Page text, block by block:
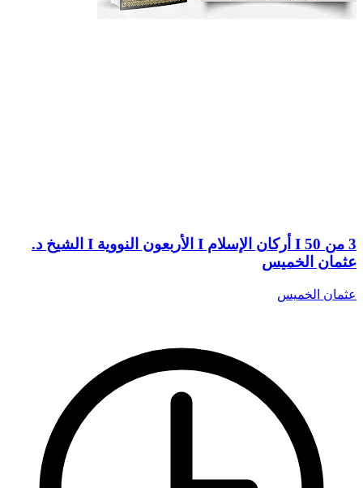
3 من 50 I أركان الإسلام I الأربعون النووية I الشيخ د.
عثمان الخميس
عثمان الخميس